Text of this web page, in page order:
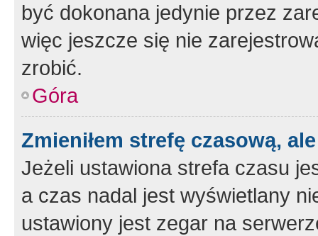
być dokonana jedynie przez
więc jeszcze się nie
zrobić.
Góra
Zmieniłem strefę czasową,
Jeżeli ustawiona strefa czasu
a czas nadal jest wyświetlany
ustawiony jest zegar na